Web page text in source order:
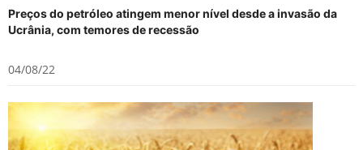
Preços do petróleo atingem menor nível desde a invasão da
Ucrânia, com temores de recessão
04/08/22